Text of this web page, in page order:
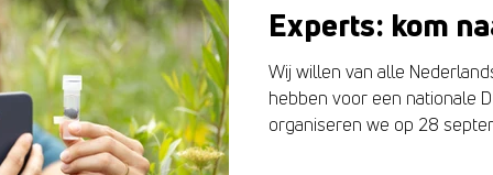
Experts: kom
Wij willen van alle
hebben voor een nationale
organiseren we op 28